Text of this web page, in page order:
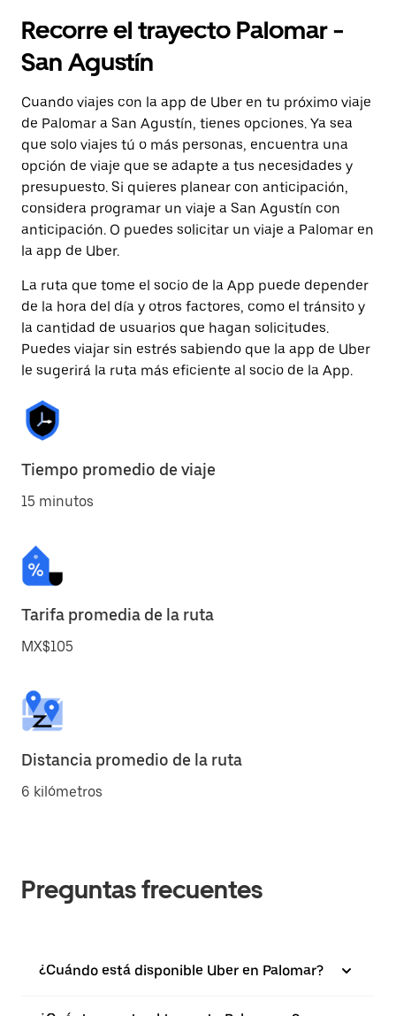
Recorre el trayecto Palomar -
San Agustín
Cuando viajes con la app de Uber en tu próximo viaje
de Palomar a San Agustín, tienes opciones. Ya sea
que solo viajes tú o más personas, encuentra una
opción de viaje que se adapte a tus necesidades y
presupuesto. Si quieres planear con anticipación,
considera programar un viaje a San Agustín con
anticipación. O puedes solicitar un viaje a Palomar en
la app de Uber.
La ruta que tome el socio de la App puede depender
de la hora del día y otros factores, como el tránsito y
la cantidad de usuarios que hagan solicitudes.
Puedes viajar sin estrés sabiendo que la app de Uber
le sugerirá la ruta más eficiente al socio de la App.
Tiempo promedio de viaje
15 minutos
Tarifa promedia de la ruta
MX$105
Distancia promedio de la ruta
6 kilómetros
Preguntas frecuentes
¿Cuándo está disponible Uber en Palomar?